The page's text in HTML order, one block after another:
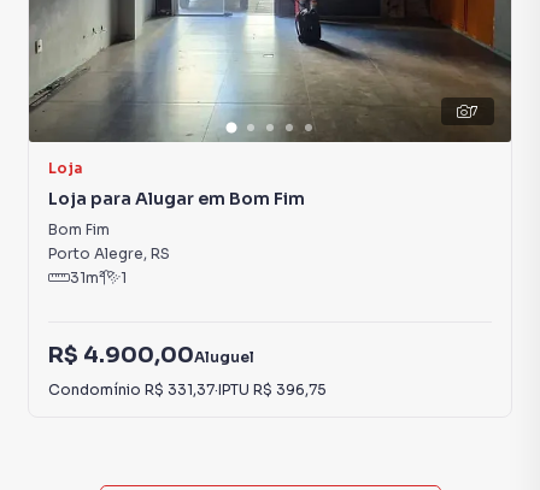
7
Loja
Loja para Alugar em Bom Fim
Bom Fim
Porto Alegre, RS
31m² 1
R$ 4.900,00Aluguel
Condomínio R$ 331,37·IPTU R$ 396,75